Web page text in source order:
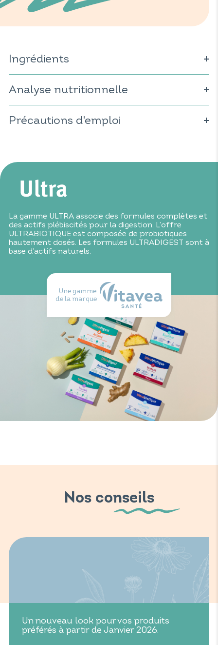
Ingrédients
Lactobacillus rhamnosus, Lactobacillus casei,
Lactobacillus helveticus, Lactobacillus plantarum,
Bifidobacterium lactis; gélule d'origine végétale (dérivé de
d’acides gras ; antioxydant : acide ascorbique.
Analyse nutritionnelle
20x109 UFC*
* UFC : Unité Formant Colonie
Précautions d'emploi
mode de vie sain.
La gamme ULTRA associe des formules complètes et
des actifs plébiscités pour la digestion. L’offre
ULTRABIOTIQUE est composée de probiotiques
hautement dosés. Les formules ULTRADIGEST sont à
base d’actifs naturels.
Une gamme
de la marque :
Nos conseils
Un nouveau look pour vos produits
préférés à partir de Janvier 2026.